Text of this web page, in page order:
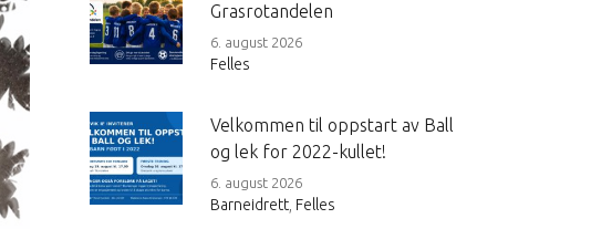
Grasrotandelen
6. august 2026
Felles
Velkommen til oppstart av Ball
og lek for 2022-kullet!
6. august 2026
Barneidrett Felles